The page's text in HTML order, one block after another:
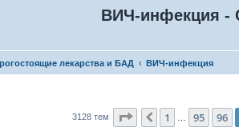
ВИЧ-инфекция -
лекарства и БАД ВИЧ-инфекция
3128 тем Страница 97из 126
Пред.
1 95 96